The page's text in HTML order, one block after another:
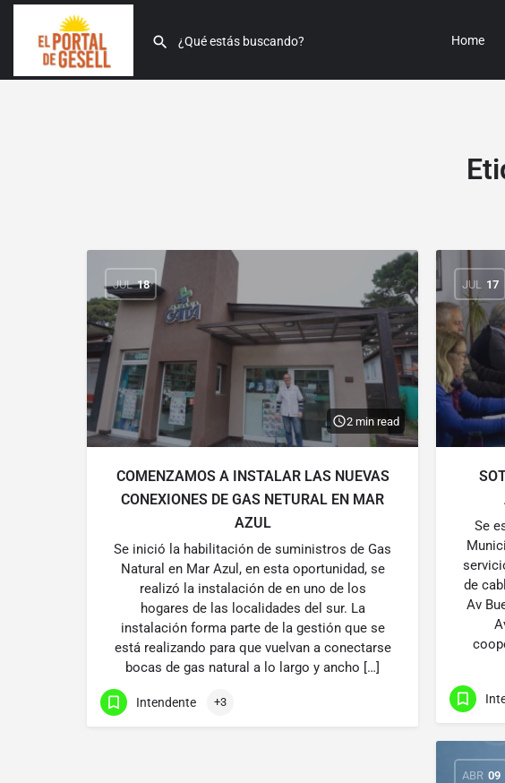
Home
JUL 18
2 min read
COMENZAMOS A INSTALAR LAS NUEVAS
CONEXIONES DE GAS NETURAL EN MAR
AZUL
Se inició la habilitación de suministros de Gas
Natural en Mar Azul, en esta oportunidad, se
realizó la instalación de en uno de los
hogares de las localidades del sur. La
instalación forma parte de la gestión que se
está realizando para que vuelvan a conectarse
bocas de gas natural a lo largo y ancho […]
Intendente +3
JUL 17
Se
de
Av
ABR 09